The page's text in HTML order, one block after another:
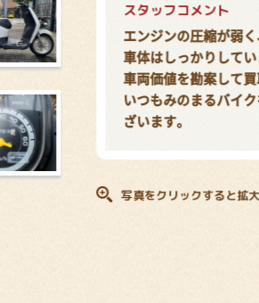
スタッフコメント
エンジンの圧縮が弱く
車体はしっかりしてい
車両価値を勘案して買
いつもみのまるバイ
ざいます。
写真をクリックすると拡大